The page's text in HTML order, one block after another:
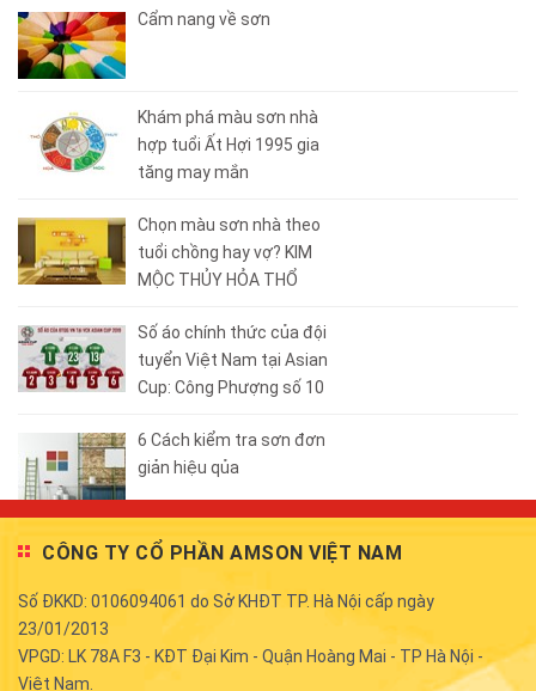
Cẩm nang về sơn
Khám phá màu sơn nhà
hợp tuổi Ất Hợi 1995 gia
tăng may mắn
Chọn màu sơn nhà theo
tuổi chồng hay vợ? KIM
MỘC THỦY HỎA THỔ
Số áo chính thức của đội
tuyển Việt Nam tại Asian
Cup: Công Phượng số 10
6 Cách kiểm tra sơn đơn
giản hiệu qủa
CÔNG TY CỔ PHẦN AMSON VIỆT NAM
Số ĐKKD: 0106094061 do Sở KHĐT TP. Hà Nội cấp ngày
23/01/2013
VPGD: LK 78A F3 - KĐT Đại Kim - Quận Hoàng Mai - TP Hà Nội -
Việt Nam.